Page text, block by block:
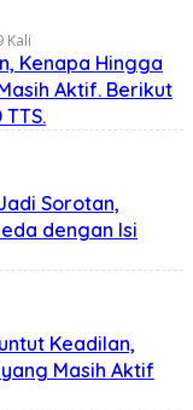
Kali
Kenapa Hingga
Aktif. Berikut
Sorotan,
dengan Isi
Keadilan,
Masih Aktif